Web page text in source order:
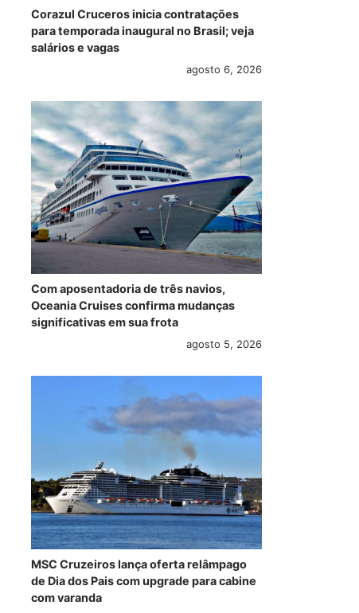
Costa Cruzeiros
participa de leilão
do Instituto
CLIA no Brasil
encerra série de
Corazul Cruceros inicia contratações
para temporada inaugural no Brasil; veja
salários e vagas
agosto 6, 2026
Com aposentadoria de três navios,
Oceania Cruises confirma mudanças
significativas em sua frota
agosto 5, 2026
MSC Cruzeiros lança oferta relâmpago
de Dia dos Pais com upgrade para cabine
com varanda